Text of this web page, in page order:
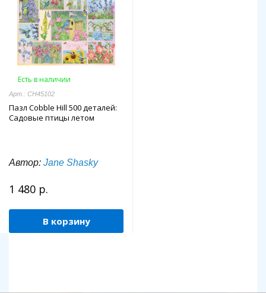
Есть в наличии
Арт.: CH45102
Пазл Cobble Hill 500 деталей:
Садовые птицы летом
Автор: Jane Shasky
1 480 р.
В корзину